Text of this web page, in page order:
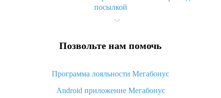
посылкой
Что значит статус «Заказ закрыт» на Алиэкспресс и что
Что делать, если Алиэкспресс просит ввести паспортные
Как узнать, куда пришла посылка с Алиэкспресс
Вы отменили заказ на Алиэкспресс, когда вернут деньги?
Позвольте нам помочь
Программа лояльности Мегабонус
Android приложение Мегабонус